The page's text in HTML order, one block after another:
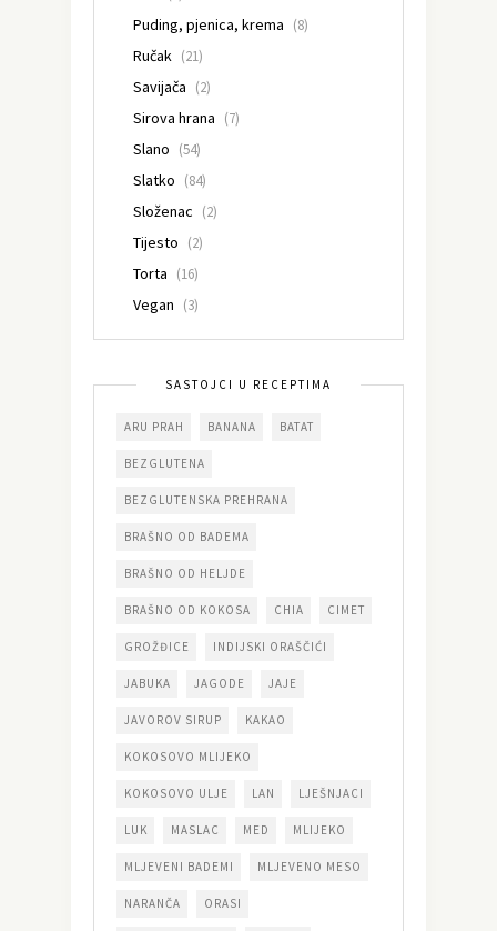
Puding, pjenica, krema (8)
Ručak (21)
Savijača (2)
Sirova hrana (7)
Slano (54)
Slatko (84)
Složenac (2)
Tijesto (2)
Torta (16)
Vegan (3)
SASTOJCI U RECEPTIMA
ARU PRAH BANANA BATAT
BEZGLUTENA
BEZGLUTENSKA PREHRANA
BRAŠNO OD BADEMA
BRAŠNO OD HELJDE
BRAŠNO OD KOKOSA CHIA CIMET
GROŽĐICE INDIJSKI ORAŠČIĆI
JABUKA JAGODE JAJE
JAVOROV SIRUP KAKAO
KOKOSOVO MLIJEKO
KOKOSOVO ULJE LAN LJEŠNJACI
LUK MASLAC MED MLIJEKO
MLJEVENI BADEMI MLJEVENO MESO
NARANČA ORASI